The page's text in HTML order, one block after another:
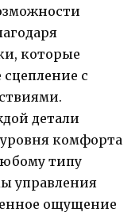
которые
с
детали
комфорта
типу
управления
ощущение